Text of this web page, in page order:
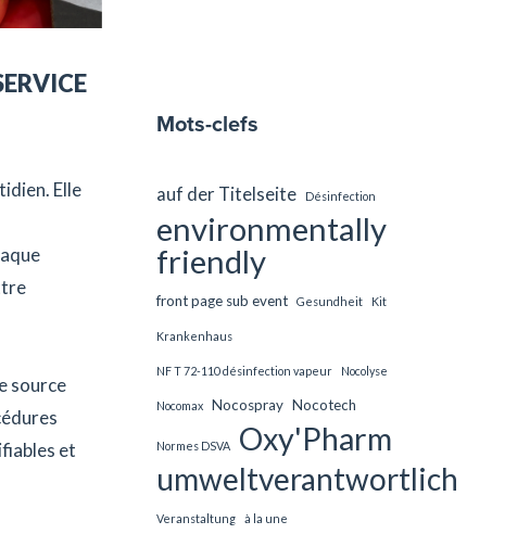
Elle
source
et
Mots-clefs
auf der Titelseite Désinfection
environmentally
friendly
front page sub event Gesundheit Kit
Krankenhaus
NF T 72-110 désinfection vapeur Nocolyse
Nocomax Nocospray Nocotech
Normes DSVA
Oxy'Pharm
umweltverantwortlich
Veranstaltung à la une